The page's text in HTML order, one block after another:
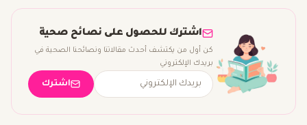
اشترك للحصول على نصائح صحية
كن أول من يكتشف أحدث مقالاتنا ونصائحنا الصحية في
بريدك الإلكتروني
اشترك